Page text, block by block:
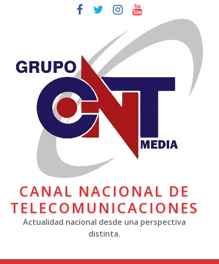
CANAL NACIONAL DE
TELECOMUNICACIONES
Actualidad nacional desde una perspectiva
distinta.